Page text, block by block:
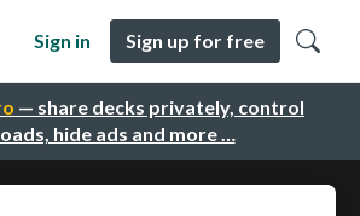
— share decks privately, control
hide ads and more …
Sign in Sign up for free